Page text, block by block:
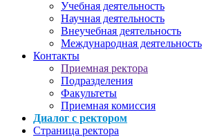
Учебная деятельность
Научная деятельность
Внеучебная деятельность
Международная деятельность
Контакты
Приемная ректора
Подразделения
Факультеты
Приемная комиссия
Диалог с ректором
Страница ректора